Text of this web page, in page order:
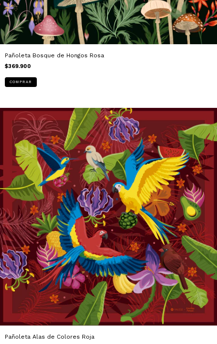
Pañoleta Bosque de Hongos Rosa
$369.900
Pañoleta Alas de Colores Roja